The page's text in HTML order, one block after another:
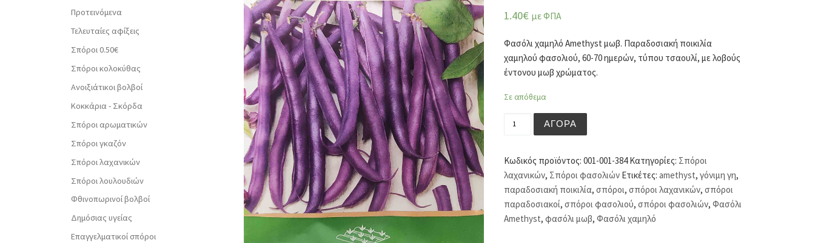
1.40€ με ΦΠΑ
Φασόλι χαμηλό Amethyst μωβ. Παραδοσιακή ποικιλία
χαμηλού φασολιού, 60-70 ημερών, τύπου τσαουλί, με λοβούς
έντονου μωβ χρώματος.
Σε απόθεμα
Φασόλι χαμηλό Amethyst μωβ (hobby bag 15 γρ) ποσότητα
ΑΓΟΡΆ
Κωδικός προϊόντος: 001-001-384 Κατηγορίες: Σπόροι
λαχανικών, Σπόροι φασολιών Ετικέτες: amethyst, γόνιμη γη,
παραδοσιακή ποικιλία, σπόροι, σπόροι λαχανικών, σπόροι
παραδοσιακοί, σπόροι φασολιού, σπόροι φασολιών, Φασόλι
Amethyst, φασόλι μωβ, Φασόλι χαμηλό
Προτεινόμενα
Τελευταίες αφίξεις
Σπόροι 0.50€
Σπόροι κολοκύθας
Ανοιξιάτικοι βολβοί
Κοκκάρια - Σκόρδα
Σπόροι αρωματικών
Σπόροι γκαζόν
Σπόροι λαχανικών
Σπόροι λουλουδιών
Φθινοπωρινοί βολβοί
Δημόσιας υγείας
Επαγγελματικοί σπόροι